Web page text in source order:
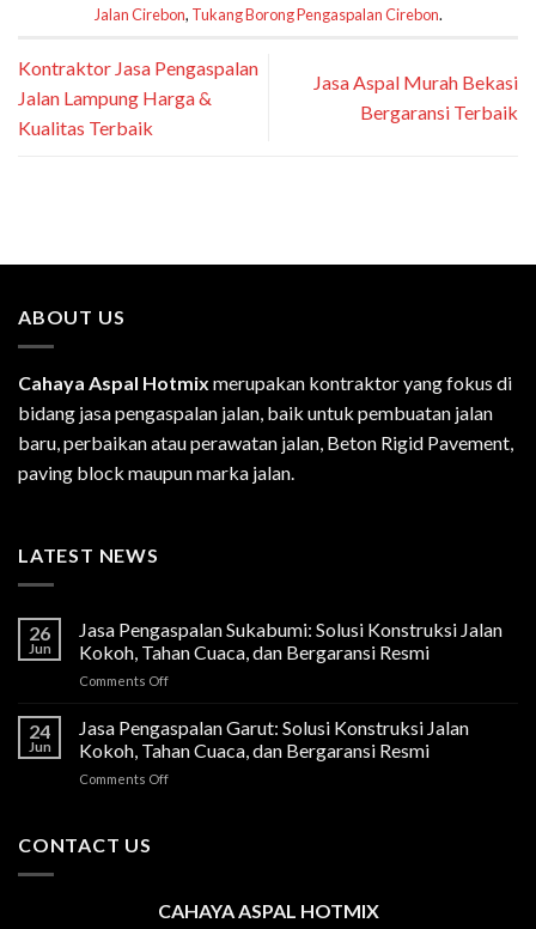
Jalan Cirebon, Tukang Borong Pengaspalan Cirebon.
Kontraktor Jasa Pengaspalan
Jalan Lampung Harga &
Kualitas Terbaik
Jasa Aspal Murah Bekasi
Bergaransi Terbaik
ABOUT US
Cahaya Aspal Hotmix merupakan kontraktor yang fokus di
bidang jasa pengaspalan jalan, baik untuk pembuatan jalan
baru, perbaikan atau perawatan jalan, Beton Rigid Pavement,
paving block maupun marka jalan.
LATEST NEWS
26
Jun
Jasa Pengaspalan Sukabumi: Solusi Konstruksi Jalan
Kokoh, Tahan Cuaca, dan Bergaransi Resmi
Comments Offon
Pengaspalan
Sukabumi:
Solusi
Konstruksi
Bergaransi
Resmi
24
Jun
Jasa Pengaspalan Garut: Solusi Konstruksi Jalan
Kokoh, Tahan Cuaca, dan Bergaransi Resmi
Comments Offon
Kokoh,
CONTACT US
CAHAYA ASPAL HOTMIX